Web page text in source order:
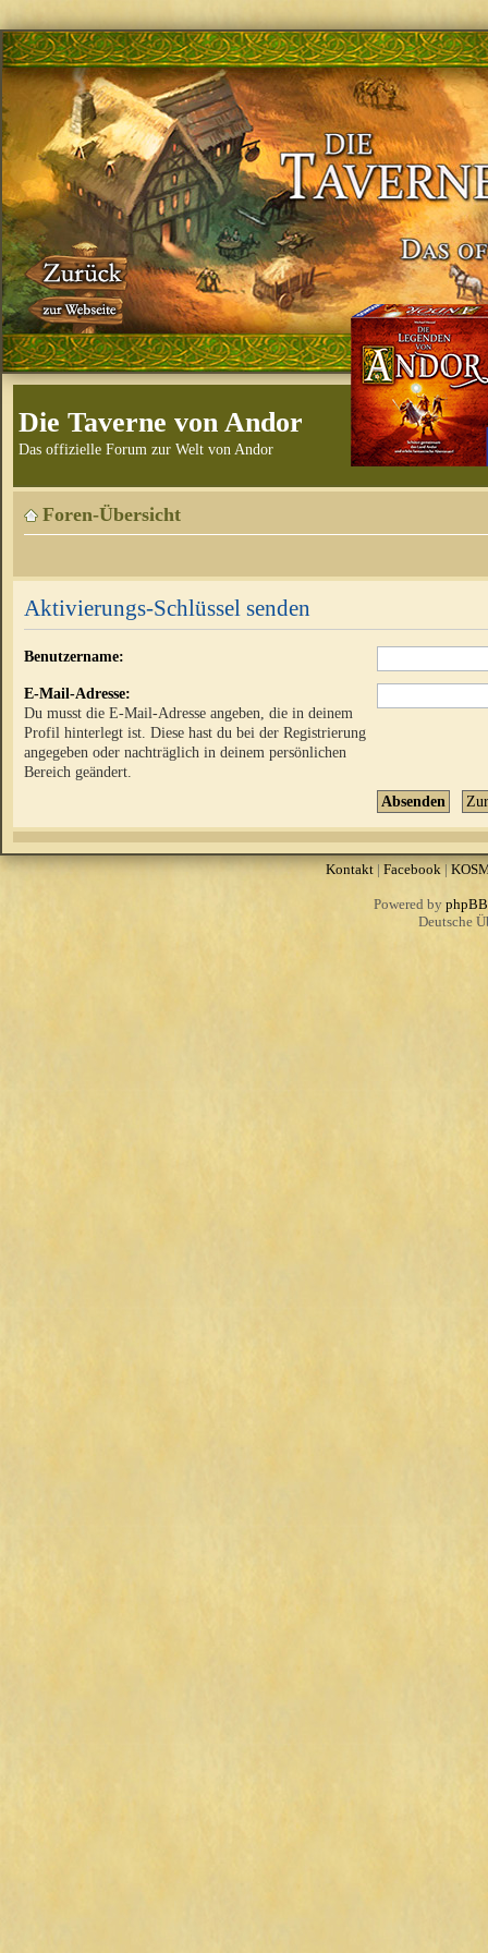
Die Taverne von Andor
Das offizielle Forum zur Welt von Andor
Foren-Übersicht
Aktivierungs-Schlüssel senden
Benutzername:
E-Mail-Adresse:
Du musst die E-Mail-Adresse angeben, die in deinem
Profil hinterlegt ist. Diese hast du bei der Registrierung
angegeben oder nachträglich in deinem persönlichen
Bereich geändert.
Kontakt| Facebook |
Powered by phpBB
Deutsche